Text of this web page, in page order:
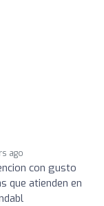
ago
con gusto
que atienden en